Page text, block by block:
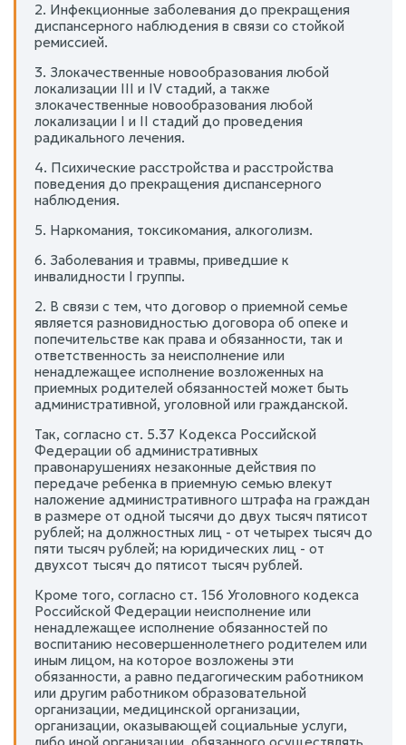
2. Инфекционные заболевания до прекращения
диспансерного наблюдения в связи со стойкой
ремиссией.
3. Злокачественные новообразования любой
локализации III и IV стадий, а также
злокачественные новообразования любой
локализации I и II стадий до проведения
радикального лечения.
4. Психические расстройства и расстройства
поведения до прекращения диспансерного
наблюдения.
5. Наркомания, токсикомания, алкоголизм.
6. Заболевания и травмы, приведшие к
инвалидности I группы.
2. В связи с тем, что договор о приемной семье
является разновидностью договора об опеке и
попечительстве как права и обязанности, так и
ответственность за неисполнение или
ненадлежащее исполнение возложенных на
приемных родителей обязанностей может быть
административной, уголовной или гражданской.
Так, согласно ст. 5.37 Кодекса Российской
Федерации об административных
правонарушениях незаконные действия по
передаче ребенка в приемную семью влекут
наложение административного штрафа на граждан
в размере от одной тысячи до двух тысяч пятисот
рублей; на должностных лиц - от четырех тысяч до
пяти тысяч рублей; на юридических лиц - от
двухсот тысяч до пятисот тысяч рублей.
Кроме того, согласно ст. 156 Уголовного кодекса
Российской Федерации неисполнение или
ненадлежащее исполнение обязанностей по
воспитанию несовершеннолетнего родителем или
иным лицом, на которое возложены эти
обязанности, а равно педагогическим работником
или другим работником образовательной
организации, медицинской организации,
организации, оказывающей социальные услуги,